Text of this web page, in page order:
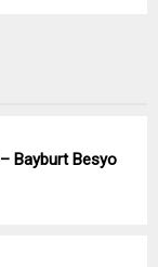
Bayburt Besyo